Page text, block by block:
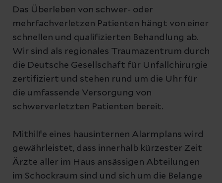
Das Überleben von schwer- oder
mehrfachverletzen Patienten hängt von einer
schnellen und qualifizierten Behandlung ab.
Wir sind als regionales Traumazentrum durch
die Deutsche Gesellschaft für Unfallchirurgie
zertifiziert und stehen rund um die Uhr für
die umfassende Versorgung von
schwerverletzten Patienten bereit.
Mithilfe eines hausinternen Alarmplans wird
gewährleistet, dass innerhalb kürzester Zeit
Ärzte aller im Haus ansässigen Abteilungen
im Schockraum sind und sich um die Belange